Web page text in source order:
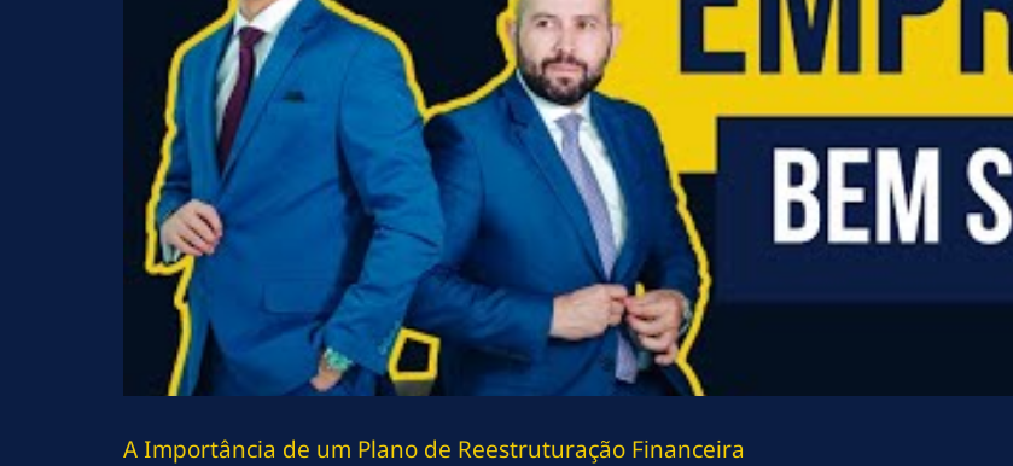
A Importância de um Plano de Reestruturação Financeira